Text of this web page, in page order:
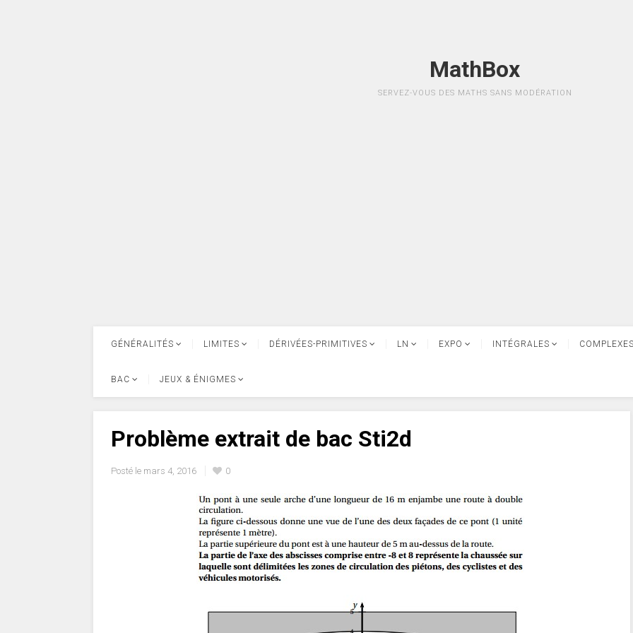
MathBox
SERVEZ-VOUS DES MATHS SANS MODÉRATION
GÉNÉRALITÉS LIMITES DÉRIVÉES-PRIMITIVES LN EXPO INTÉGRALES COMPLEXES
BAC JEUX & ÉNIGMES
Problème extrait de bac Sti2d
Posté le mars 4, 2016 0